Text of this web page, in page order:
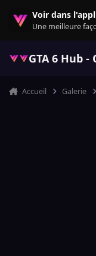
Voir dans
Une meilleure
GTA 6 Hub
Accueil Galerie